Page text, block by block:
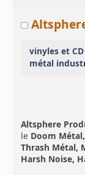
vinyles et
métal
Altsphere
le Doom
Thrash Métal,
Harsh Noise,